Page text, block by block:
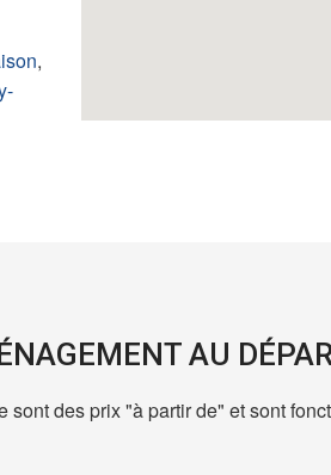
,
AU
des prix "à partir de" et sont